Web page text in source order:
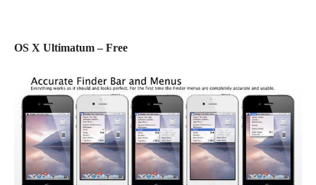
OS X Ultimatum – Free